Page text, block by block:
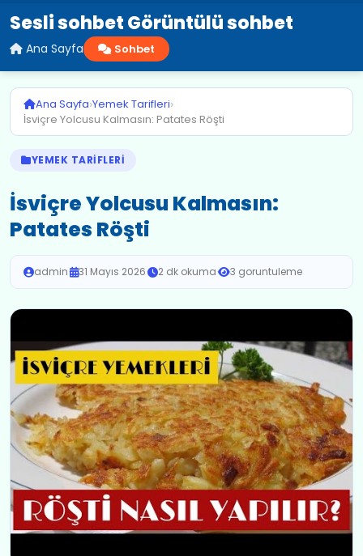
Sesli sohbet Görüntülü sohbet
Ana Sayfa Sohbet
Ana Sayfa›Yemek Tarifleri›
İsviçre Yolcusu Kalmasın: Patates Röşti
YEMEK TARIFLERI
İsviçre Yolcusu Kalmasın:
Patates Röşti
admin· 31 Mayıs 2026· 2 dk okuma· 3 goruntuleme